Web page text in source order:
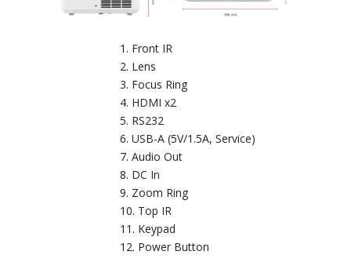
Front IR
Lens
Focus Ring
HDMI x2
RS232
USB-A (5V/1.5A, Service)
Audio Out
DC In
Zoom Ring
Top IR
Keypad
Power Button